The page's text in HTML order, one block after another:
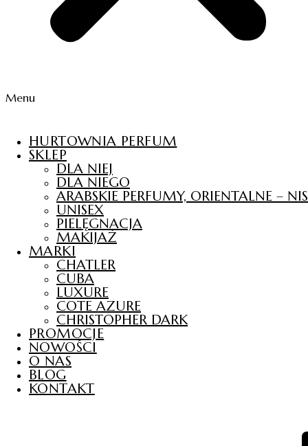
Menu
HURTOWNIA PERFUM
SKLEP
DLA NIEJ
DLA NIEGO
ARABSKIE PERFUMY, ORIENTALNE –
UNISEX
PIELĘGNACJA
MAKIJAŻ
MARKI
CHATLER
CUBA
LUXURE
COTE AZURE
CHRISTOPHER DARK
PROMOCJE
NOWOŚCI
O NAS
BLOG
KONTAKT